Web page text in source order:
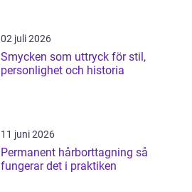
02 juli 2026
Smycken som uttryck för stil,
personlighet och historia
11 juni 2026
Permanent hårborttagning så
fungerar det i praktiken